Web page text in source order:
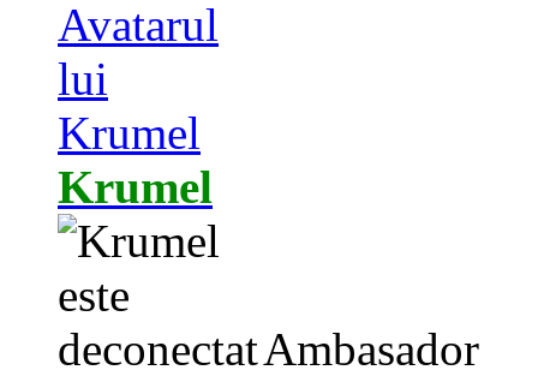
Krumel
Ambasador